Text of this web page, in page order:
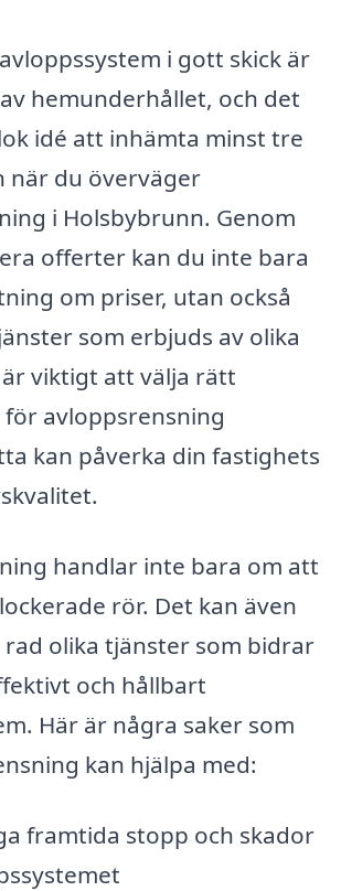
i gott skick är
hemunderhållet, och det
idé att inhämta minst tre
när du överväger
i Holsbybrunn. Genom
offerter kan du inte bara
om priser, utan också
som erbjuds av olika
viktigt att välja rätt
avloppsrensning
kan påverka din fastighets
handlar inte bara om att
rör. Det kan även
olika tjänster som bidrar
och hållbart
Här är några saker som
kan hjälpa med:
framtida stopp och skador